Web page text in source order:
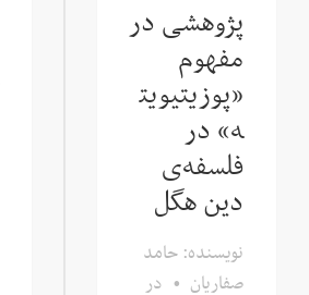
پژوهشی در
مفهوم
«پوزیتیویت
ه» در
فلسفه‌ی
دین هگل
نویسنده: حامد
صفاریان • در